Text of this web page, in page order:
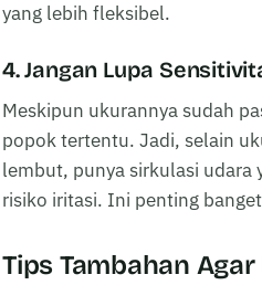
yang lebih fleksibel.
4. Jangan Lupa
Meskipun ukurannya sudah
popok tertentu. Jadi, selain
lembut, punya sirkulasi udara
risiko iritasi. Ini penting
Tips Tambahan